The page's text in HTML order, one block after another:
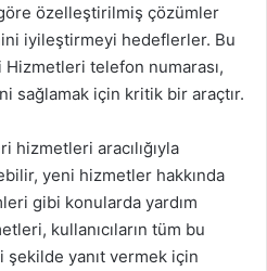
göre özelleştirilmiş çözümler
iyileştirmeyi hedeflerler. Bu
telefon numarası,
sağlamak için kritik bir araçtır.
hizmetleri aracılığıyla
yeni hizmetler hakkında
gibi konularda yardım
kullanıcıların tüm bu
şekilde yanıt vermek için